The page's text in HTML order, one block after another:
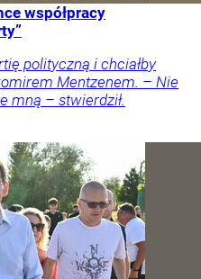
współpracy
polityczną i chciałby
Mentzenem. – Nie
mną – stwierdził.